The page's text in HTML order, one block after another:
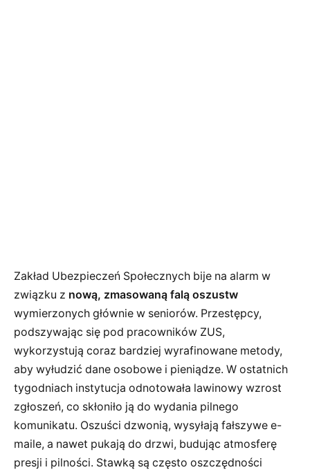
Zakład Ubezpieczeń Społecznych bije na alarm w
związku z nową, zmasowaną falą oszustw
wymierzonych głównie w seniorów. Przestępcy,
podszywając się pod pracowników ZUS,
wykorzystują coraz bardziej wyrafinowane metody,
aby wyłudzić dane osobowe i pieniądze. W ostatnich
tygodniach instytucja odnotowała lawinowy wzrost
zgłoszeń, co skłoniło ją do wydania pilnego
komunikatu. Oszuści dzwonią, wysyłają fałszywe e-
maile, a nawet pukają do drzwi, budując atmosferę
presji i pilności. Stawką są często oszczędności